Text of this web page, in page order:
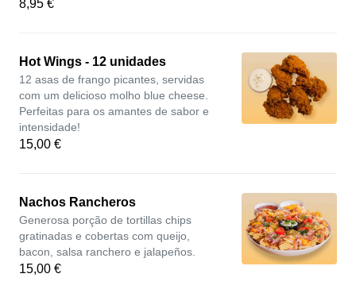
8,95 €
Hot Wings - 12 unidades
12 asas de frango picantes, servidas
com um delicioso molho blue cheese.
Perfeitas para os amantes de sabor e
intensidade!
15,00 €
Nachos Rancheros
Generosa porção de tortillas chips
gratinadas e cobertas com queijo,
bacon, salsa ranchero e jalapeños.
15,00 €